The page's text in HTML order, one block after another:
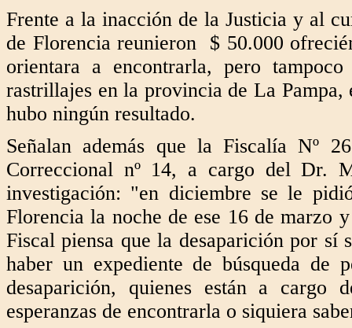
Frente a la inacción de la Justicia y al
de Florencia reunieron $ 50.000
orientara a encontrarla, pero
rastrillajes en la provincia de La
hubo ningún resultado.
Señalan además que la Fiscalía Nº
Correccional nº 14, a cargo del Dr.
investigación: "en diciembre se le
Florencia la noche de ese 16 de marzo
Fiscal piensa que la desaparición por
haber un expediente de búsqueda de
desaparición, quienes están a cargo
esperanzas de encontrarla o siquiera